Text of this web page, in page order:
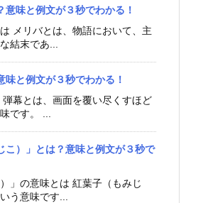
意味と例文が３秒でわかる！
メリバとは、物語において、主
結末であ...
味と例文が３秒でわかる！
弾幕とは、画面を覆い尽くすほど
です。 ...
こ）」とは？意味と例文が３秒で
」の意味とは 紅葉子（もみじ
う意味です...